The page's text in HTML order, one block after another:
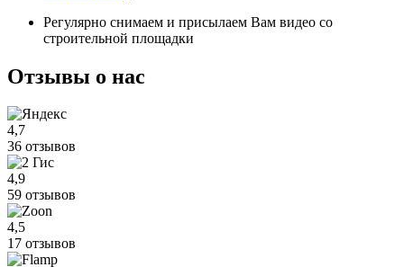
Регулярно снимаем и присылаем Вам видео со
строительной площадки
Отзывы о нас
4,7
36 отзывов
4,9
59 отзывов
4,5
17 отзывов